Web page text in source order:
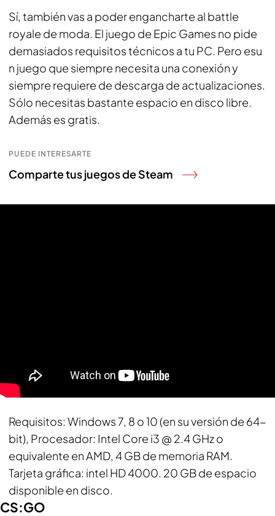
Sí, también vas a poder engancharte al battle
royale de moda. El juego de Epic Games no pide
demasiados requisitos técnicos a tu PC. Pero esu
n juego que siempre necesita una conexión y
siempre requiere de descarga de actualizaciones.
Sólo necesitas bastante espacio en disco libre.
Además es gratis.
PUEDE INTERESARTE
Comparte tus juegos de Steam
Requisitos: Windows 7, 8 o 10 (en su versión de 64-
bit), Procesador: Intel Core i3 @ 2.4 GHz o
equivalente en AMD, 4 GB de memoria RAM.
Tarjeta gráfica: intel HD 4000. 20 GB de espacio
disponible en disco.
CS:GO